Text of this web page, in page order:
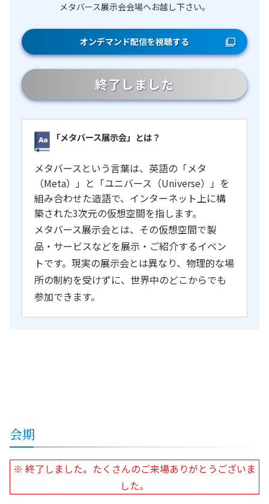
メタバース展示会会場へお越し下さい。
オンデマンド配信を視聴する
終了しました
「メタバース展示会」とは？
メタバースという言葉は、英語の「メタ
（Meta）」と「ユニバース（Universe）」を
組み合わせた造語で、インターネット上に構
築された3次元の仮想空間を指します。
メタバース展示会とは、その仮想空間で製
品・サービスなどを展示・ご紹介するイベン
トです。現実の展示会とは異なり、物理的な場
所の制約を受けずに、世界中のどこからでも
参加できます。
会期
※ 終了しました。たくさんのご来場ありがとうございま
した。